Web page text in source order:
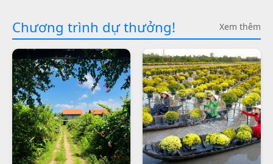
Chương trình dự thưởng! Xem thêm